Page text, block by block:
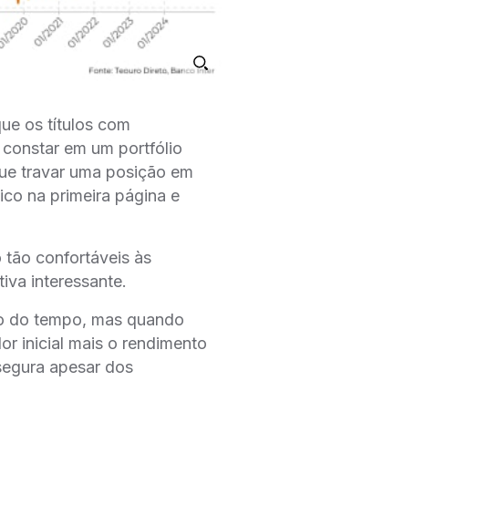
os títulos com
em um portfólio
travar uma posição em
na primeira página e
tão confortáveis às
interessante.
do tempo, mas quando
inicial mais o rendimento
apesar dos